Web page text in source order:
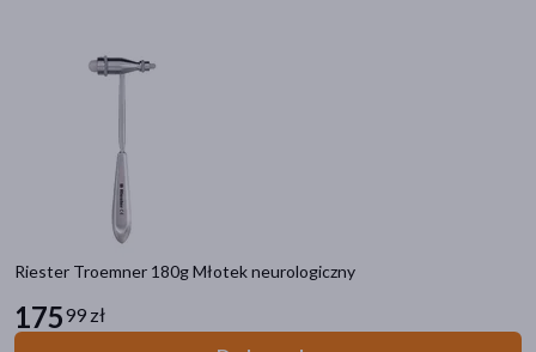
Riester Troemner 180g Młotek neurologiczny
17599 zł